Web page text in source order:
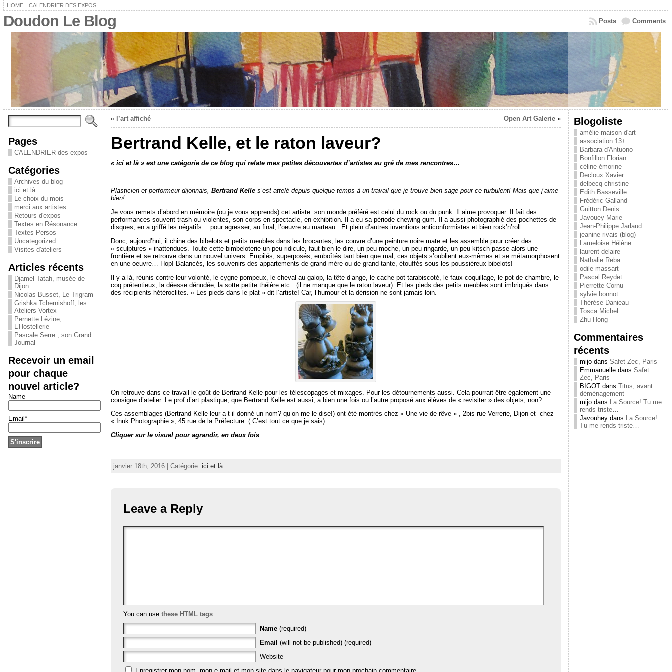
HOME CALENDRIER DES EXPOS
Doudon Le Blog Comments
Posts
Pages
CALENDRIER des expos
Catégories
Archives du blog
ici et là
Le choix du mois
merci aux artistes
Retours d'expos
Textes en Résonance
Textes Persos
Uncategorized
Visites d'ateliers
Articles récents
Djamel Tatah, musée de
Dijon
Nicolas Busset, Le Trigram
Grishka Tchernishoff, les
Ateliers Vortex
Pernette Lézine,
L’Hostellerie
Pascale Serre , son Grand
Journal
Recevoir un email
pour chaque
nouvel article?
Name
Email*
« l’art affiché Open Art Galerie»
Bertrand Kelle, et le raton laveur?
« ici et là » est une catégorie de ce blog qui relate mes petites découvertes d’artistes au gré de mes rencontres…
Plasticien et performeur dijonnais, Bertrand Kelles’est attelé depuis quelque temps à un travail que je trouve bien sage pour ce turbulent! Mais que j’aime
bien!
Je vous remets d’abord en mémoire (ou je vous apprends) cet artiste: son monde préféré est celui du rock ou du punk. Il aime provoquer. Il fait des
performances souvent trash ou violentes, son corps en spectacle, en exhibition. Il a eu sa période chewing-gum. Il a aussi photographié des pochettes de
disques, en a griffé les négatifs… pour agresser, au final, l’oeuvre au marteau. Et plein d’autres inventions anticonformistes et bien rock’n’roll.
Donc, aujourd’hui, il chine des bibelots et petits meubles dans les brocantes, les couvre d’une peinture noire mate et les assemble pour créer des
« sculptures » inattendues. Toute cette bimbeloterie un peu ridicule, faut bien le dire, un peu moche, un peu ringarde, un peu kitsch passe alors une
frontière et se retrouve dans un nouvel univers. Empilés, superposés, emboîtés tant bien que mal, ces objets s’oublient eux-mêmes et se métamorphosent
en une oeuvre… Hop! Balancés, les souvenirs des appartements de grand-mère ou de grand-tante, étouffés sous les poussiéreux bibelots!
Il y a là, réunis contre leur volonté, le cygne pompeux, le cheval au galop, la tête d’ange, le cache pot tarabiscoté, le faux coquillage, le pot de chambre, le
coq prétentieux, la déesse dénudée, la sotte petite théière etc…(il ne manque que le raton laveur). Et les pieds des petits meubles sont imbriqués dans
des récipients hétéroclites. « Les pieds dans le plat » dit l’artiste! Car, l’humour et la dérision ne sont jamais loin.
On retrouve dans ce travail le goût de Bertrand Kelle pour les télescopages et mixages. Pour les détournements aussi. Cela pourrait être également une
consigne d’atelier. Le prof d’art plastique, que Bertrand Kelle est aussi, a bien une fois ou l’autre proposé aux élèves de « revisiter » des objets, non?
Ces assemblages (Bertrand Kelle leur a-t-il donné un nom? qu’on me le dise!) ont été montrés chez « Une vie de rêve » , 2bis rue Verrerie, Dijon et chez
« Inuk Photographie », 45 rue de la Préfecture. ( C’est tout ce que je sais)
Cliquer sur le visuel pour agrandir, en deux fois
janvier 18th, 2016 | Catégorie: ici et là
Leave a Reply
You can use these HTML tags
Name (required)
Email (will not be published) (required)
Website
Blogoliste
amélie-maison d'art
association 13+
Barbara d'Antuono
Bonfillon Florian
céline émorine
Decloux Xavier
delbecq christine
Edith Basseville
Frédéric Galland
Guitton Denis
Javouey Marie
Jean-Philippe Jarlaud
jeanine rivais (blog)
Lameloise Hélène
laurent delaire
Nathalie Reba
odile massart
Pascal Reydet
Pierrette Cornu
sylvie bonnot
Thérèse Danieau
Tosca Michel
Zhu Hong
Commentaires
récents
mijodans Safet Zec, Paris
Emmanuelledans Safet
Zec, Paris
BIGOTdans Titus, avant
déménagement
mijodans La Source! Tu me
rends triste…
Javouheydans La Source!
Tu me rends triste…